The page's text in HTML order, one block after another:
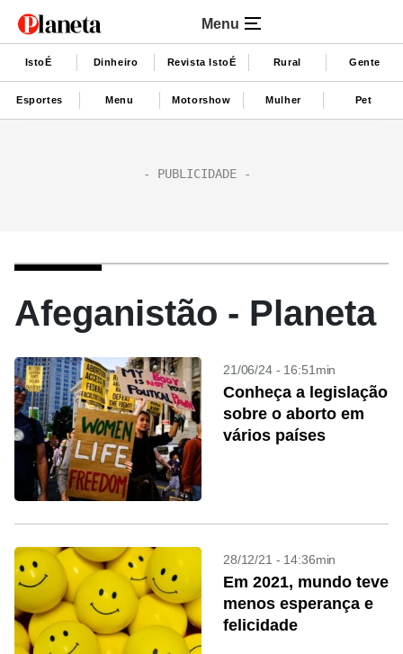
Menu
IstoÉ Dinheiro Revista IstoÉ Rural Gente
Esportes Menu Motorshow Mulher Pet
Afeganistão - Planeta
21/06/24 - 16:51min
Conheça a legislação
sobre o aborto em
vários países
28/12/21 - 14:36min
Em 2021, mundo teve
menos esperança e
felicidade